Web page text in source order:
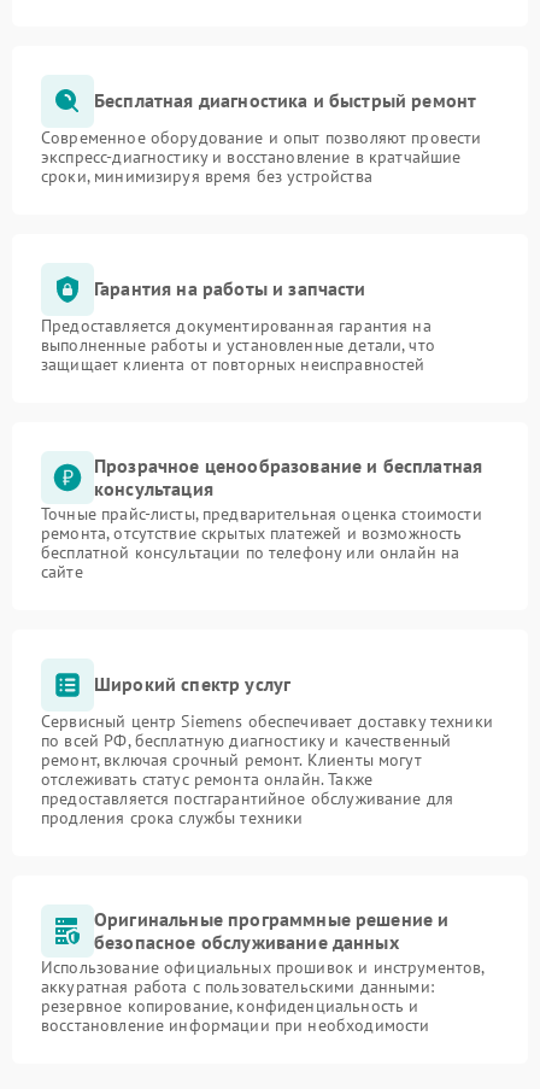
Бесплатная диагностика и быстрый ремонт
Современное оборудование и опыт позволяют провести
экспресс-диагностику и восстановление в кратчайшие
сроки, минимизируя время без устройства
Гарантия на работы и запчасти
Предоставляется документированная гарантия на
выполненные работы и установленные детали, что
защищает клиента от повторных неисправностей
Прозрачное ценообразование и бесплатная
консультация
Точные прайс-листы, предварительная оценка стоимости
ремонта, отсутствие скрытых платежей и возможность
бесплатной консультации по телефону или онлайн на
сайте
Широкий спектр услуг
Сервисный центр Siemens обеспечивает доставку техники
по всей РФ, бесплатную диагностику и качественный
ремонт, включая срочный ремонт. Клиенты могут
отслеживать статус ремонта онлайн. Также
предоставляется постгарантийное обслуживание для
продления срока службы техники
Оригинальные программные решение и
безопасное обслуживание данных
Использование официальных прошивок и инструментов,
аккуратная работа с пользовательскими данными:
резервное копирование, конфиденциальность и
восстановление информации при необходимости